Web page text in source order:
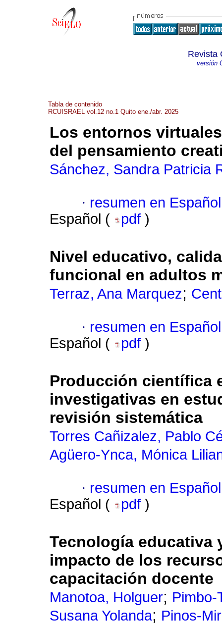
Revista
versión
Tabla de contenido
RCUISRAEL vol.12 no.1 Quito ene./abr. 2025
Los entornos
del pensamiento
Sánchez, Sandra Patricia
· resumen en Español
Español (
pdf )
Nivel educativo,
funcional en adultos
Terraz, Ana Marquez;
· resumen en Español
Español (
pdf )
Producción científica
investigativas en
revisión sistemática
Torres Cañizalez, Pablo
Agüero-Ynca, Mónica
· resumen en Español
Español (
pdf )
Tecnología educativa
impacto de los
capacitación docente
Manotoa, Holguer; Pimbo-
Susana Yolanda; Pinos-